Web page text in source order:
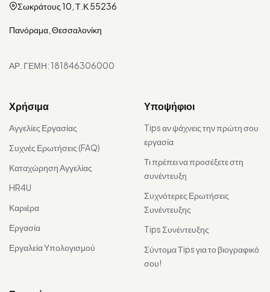
Σωκράτους 10, Τ.Κ 55236
Πανόραμα, Θεσσαλονίκη
ΑΡ. ΓΕΜΗ: 181846306000
Χρήσιμα
Αγγελίες Εργασίας
Συχνές Ερωτήσεις (FAQ)
Καταχώρηση Αγγελίας
HR4U
Καριέρα
Εργασία
Εργαλεία Υπολογισμού
Υποψήφιοι
Tips αν ψάχνεις την πρώτη σου
εργασία
Τι πρέπει να προσέξετε στη
συνέντευξη
Συχνότερες Ερωτήσεις
Συνέντευξης
Tips Συνέντευξης
Σύντομα Τips για το βιογραφικό
σου!